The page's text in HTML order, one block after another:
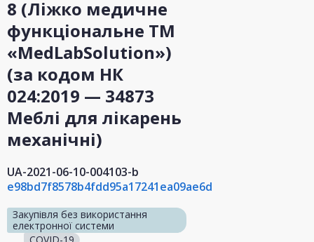
8 (Ліжко медичне
функціональне TM
«MedLabSolution»)
(за кодом НК
024:2019 — 34873
Меблі для лікарень
механічні)
UA-2021-06-10-004103-b
e98bd7f8578b4fdd95a17241ea09ae6d
Закупівля без використання
електронної системи